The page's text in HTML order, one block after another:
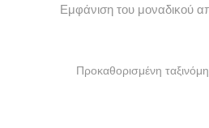
Εμφάνιση του μοναδικού
Προκαθορισμένη